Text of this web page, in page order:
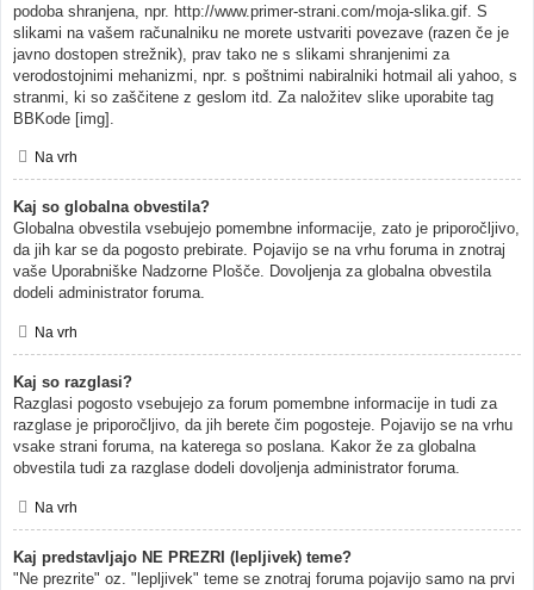
podoba shranjena, npr. http://www.primer-strani.com/moja-slika.gif. S
slikami na vašem računalniku ne morete ustvariti povezave (razen če je
javno dostopen strežnik), prav tako ne s slikami shranjenimi za
verodostojnimi mehanizmi, npr. s poštnimi nabiralniki hotmail ali yahoo, s
stranmi, ki so zaščitene z geslom itd. Za naložitev slike uporabite tag
BBKode [img].
Na vrh
Kaj so globalna obvestila?
Globalna obvestila vsebujejo pomembne informacije, zato je priporočljivo,
da jih kar se da pogosto prebirate. Pojavijo se na vrhu foruma in znotraj
vaše Uporabniške Nadzorne Plošče. Dovoljenja za globalna obvestila
dodeli administrator foruma.
Na vrh
Kaj so razglasi?
Razglasi pogosto vsebujejo za forum pomembne informacije in tudi za
razglase je priporočljivo, da jih berete čim pogosteje. Pojavijo se na vrhu
vsake strani foruma, na katerega so poslana. Kakor že za globalna
obvestila tudi za razglase dodeli dovoljenja administrator foruma.
Na vrh
Kaj predstavljajo NE PREZRI (lepljivek) teme?
"Ne prezrite" oz. "lepljivek" teme se znotraj foruma pojavijo samo na prvi